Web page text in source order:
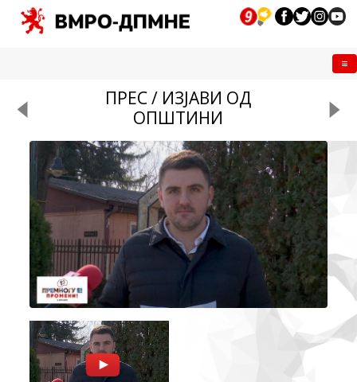
ПРЕС / ИЗЈАВИ ОД
ОПШТИНИ